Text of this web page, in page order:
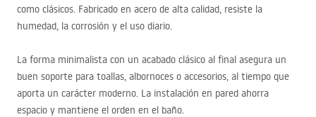
como clásicos. Fabricado en acero de alta calidad, resiste la
humedad, la corrosión y el uso diario.
La forma minimalista con un acabado clásico al final asegura un
buen soporte para toallas, albornoces o accesorios, al tiempo que
aporta un carácter moderno. La instalación en pared ahorra
espacio y mantiene el orden en el baño.